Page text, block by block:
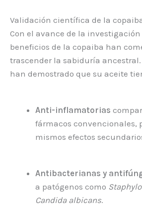
Validación científica de la
Con el avance de la
beneficios de la copaiba han
trascender la sabiduría
han demostrado que su aceite
Anti-inflamatorias
fármacos convencionales,
mismos efectos
Antibacterianas y
a patógenos como
Candida albicans.